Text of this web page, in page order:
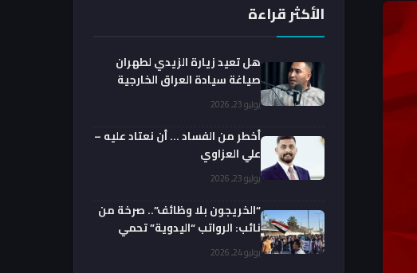
الأكثر قراءة
هل تعيد زيارة الزيدي لطهران
صياغة سيادة العراق الخارجية
فعليا؟.. باحث يوضحيوليو 23, 2026
أخطر من الفساد … أن نعتاد عليه –
علي العزاوي
يوليو 23, 2026
“الخريجون بلا وظائف”.. صرخة من
نائب: الرواتب “اليدوية” تحمي
الفضائيين!يوليو 24, 2026